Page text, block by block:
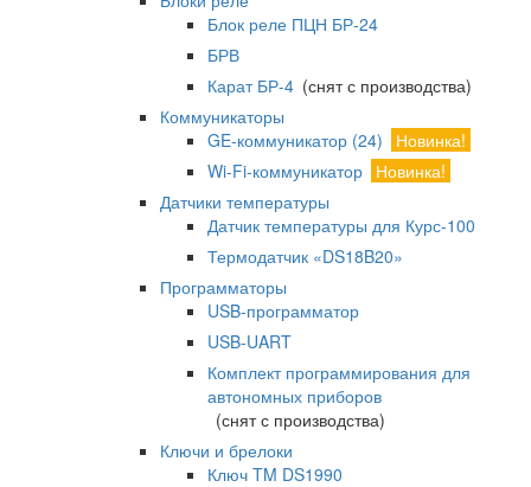
Блок реле ПЦН БР-24
БРВ
Карат БР-4 (снят с производства)
Коммуникаторы
GE-коммуникатор (24)
Новинка!
Wi-Fi-коммуникатор Новинка!
Датчики температуры
Датчик температуры для Курс-100
Термодатчик «DS18B20»
Программаторы
USB-программатор
USB-UART
Комплект программирования для
автономных приборов
(снят с производства)
Ключи и брелоки
Ключ TM DS1990